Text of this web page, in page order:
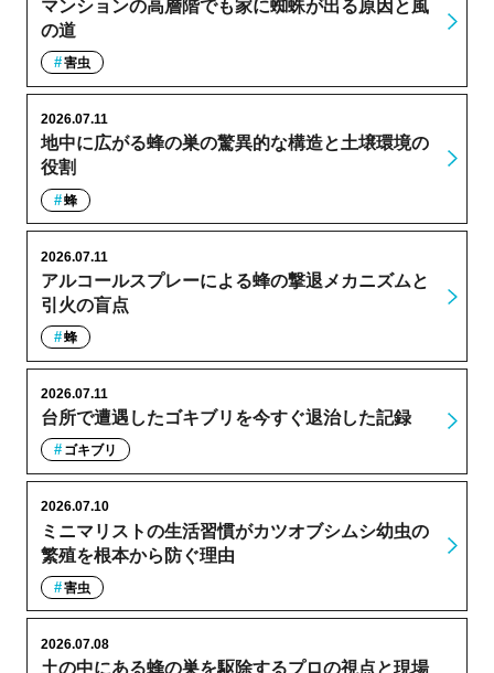
マンションの高層階でも家に蜘蛛が出る原因と風
の道
害虫
地中に広がる蜂の巣の驚異的な構造と土壌環境の
役割
2026.07.11
蜂
アルコールスプレーによる蜂の撃退メカニズムと
引火の盲点
2026.07.11
蜂
台所で遭遇したゴキブリを今すぐ退治した記録
2026.07.11
ゴキブリ
ミニマリストの生活習慣がカツオブシムシ幼虫の
繁殖を根本から防ぐ理由
2026.07.10
害虫
土の中にある蜂の巣を駆除するプロの視点と現場
2026.07.08